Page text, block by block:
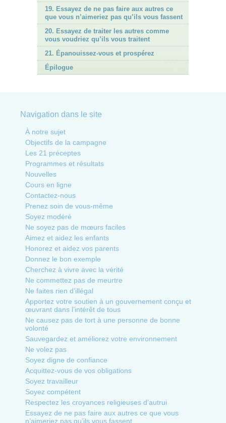
19. Essayez de ne pas faire aux autres ce
que vous n’aimeriez pas qu’ils vous fassent
20. Essayez de traiter les autres comme
vous voudriez qu’ils vous traitent
21. Épanouissez-vous et prospérez
Épilogue
Navigation dans le site
À notre sujet
Objectifs de la campagne
Les 21 préceptes
Programmes et résultats
Nouvelles
Cours en ligne
Contactez-nous
Prenez soin de vous-même
Soyez modéré
Ne soyez pas de mœurs faciles
Aimez et aidez les enfants
Honorez et aidez vos parents
Donnez le bon exemple
Cherchez à vivre avec la vérité
Ne commettez pas de meurtre
Ne faites rien d’illégal
Apportez votre soutien à un gouvernement conçu et
œuvrant dans l’intérêt de tous
Ne causez pas de tort à une personne de bonne
volonté
Sauvegardez et améliorez votre environnement
Ne volez pas
Soyez digne de confiance
Acquittez-vous de vos obligations
Soyez travailleur
Soyez compétent
Respectez les croyances religieuses d’autrui
Essayez de ne pas faire aux autres ce que vous
n’aimeriez pas qu’ils vous fassent